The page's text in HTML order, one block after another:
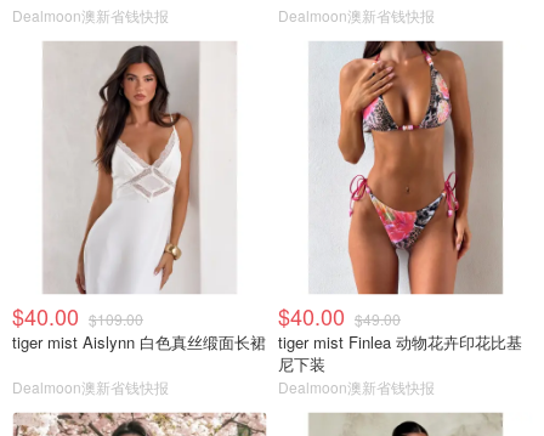
Dealmoon澳新省钱快报 Dealmoon澳新省钱快报
$40.00 $109.00
tiger mist Aislynn 白色真丝缎面长裙
Dealmoon澳新省钱快报
$40.00 $49.00
tiger mist Finlea 动物花卉印花比基
尼下装
Dealmoon澳新省钱快报